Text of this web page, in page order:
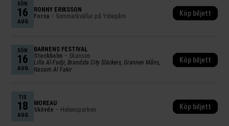
SÖN
16
AUG
RONNY ERIKSSON
Forsa – Sommarkvällar på Ystegårn Köp biljett
SÖN
16
AUG
BARNENS FESTIVAL
Stockholm – Skansen
Lilla Al-Fadji, Brandsta City Släckers, Grannen Måns,
Nassim Al Fakir
Köp biljett
TIS
18
AUG
MOREAU
Skövde – Helensparken Köp biljett